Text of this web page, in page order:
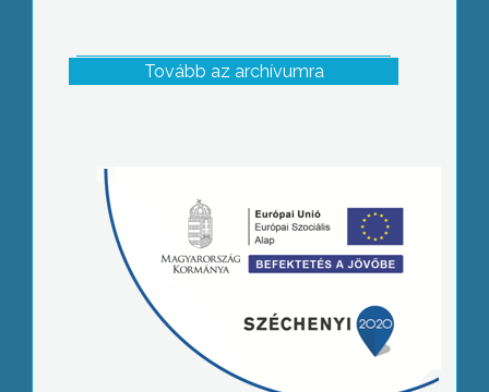
Tovább az archívumra